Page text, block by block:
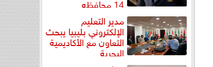
14 محافظه
مدير التعليم
الإلكتروني بليبيا يبحث
التعاون مع الأكاديمية
البحرية